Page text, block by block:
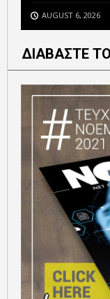
AUGUST 6, 2026
ΔΙΑΒΑΣΤΕ ΤΟ